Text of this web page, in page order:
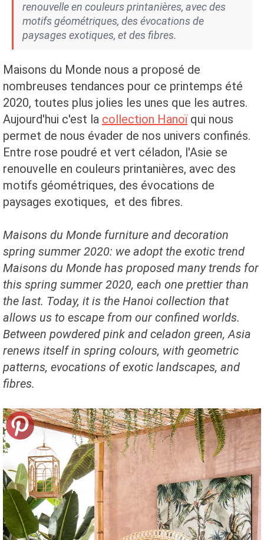
renouvelle en couleurs printanières, avec des
motifs géométriques, des évocations de
paysages exotiques, et des fibres.
Maisons du Monde nous a proposé de
nombreuses tendances pour ce printemps été
2020, toutes plus jolies les unes que les autres.
Aujourd'hui c'est la collection Hanoïqui nous
permet de nous évader de nos univers confinés.
Entre rose poudré et vert céladon, l'Asie se
renouvelle en couleurs printanières, avec des
motifs géométriques, des évocations de
paysages exotiques, et des fibres.
Maisons du Monde furniture and decoration
spring summer 2020: we adopt the exotic trend
Maisons du Monde has proposed many trends for
this spring summer 2020, each one prettier than
the last. Today, it is the Hanoi collection that
allows us to escape from our confined worlds.
Between powdered pink and celadon green, Asia
renews itself in spring colours, with geometric
patterns, evocations of exotic landscapes, and
fibres.